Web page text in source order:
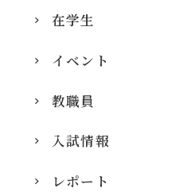
在学生
イベント
教職員
入試情報
レポート